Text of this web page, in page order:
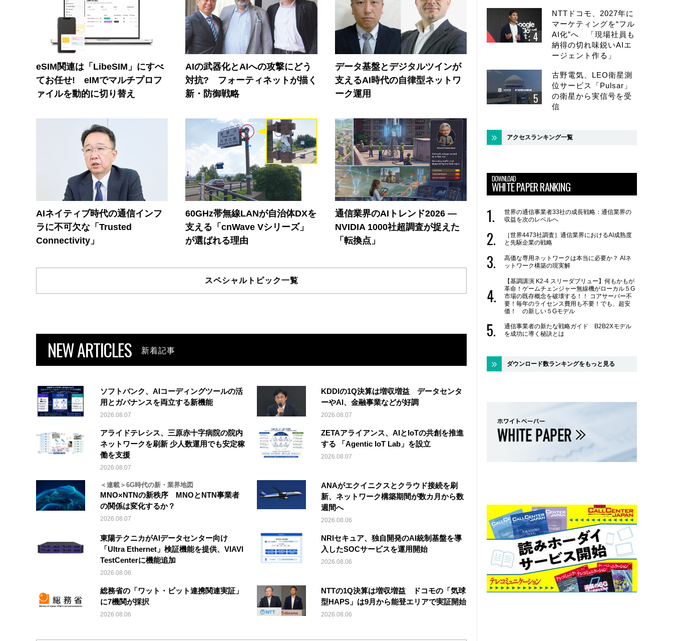
eSIM関連は「LibeSIM」にすべ
てお任せ! eIMでマルチプロフ
ァイルを動的に切り替え
AIの武器化とAIへの攻撃にどう
対抗? フォーティネットが描く
新・防御戦略
データ基盤とデジタルツインが
支えるAI時代の自律型ネットワ
ーク運用
AIネイティブ時代の通信インフ
ラに不可欠な「Trusted
Connectivity」
60GHz帯無線LANが自治体DXを
支える「cnWave Vシリーズ」
が選ばれる理由
通信業界のAIトレンド2026 ―
NVIDIA 1000社超調査が捉えた
「転換点」
スペシャルトピック一覧
NEW ARTICLES 新着記事
ソフトバンク、AIコーディングツールの活
用とガバナンスを両立する新機能
2026.08.07
KDDIの1Q決算は増収増益 データセンタ
ーやAI、金融事業などが好調
2026.08.07
アライドテレシス、三原赤十字病院の院内
ネットワークを刷新 少人数運用でも安定稼
働を支援
2026.08.07
ZETAアライアンス、AIとIoTの共創を推進
する 「Agentic IoT Lab」を設立
2026.08.07
＜連載＞6G時代の新・業界地図
MNO×NTNの新秩序 MNOとNTN事業者
の関係は変化するか？
2026.08.07
ANAがエクイニクスとクラウド接続を刷
新、ネットワーク構築期間が数カ月から数
週間へ
2026.08.06
東陽テクニカがAIデータセンター向け
「Ultra Ethernet」検証機能を提供、VIAVI
TestCenterに機能追加
2026.08.06
NRIセキュア、独自開発のAI統制基盤を導
入したSOCサービスを運用開始
2026.08.06
総務省の「ワット・ビット連携関連実証」
に7機関が採択
2026.08.06
NTTの1Q決算は増収増益 ドコモの「気球
型HAPS」は9月から能登エリアで実証開始
2026.08.06
NTTドコモ、2027年に
マーケティングを“フル
AI化”へ 「現場社員も
納得の切れ味鋭いAIエ
ージェント作る」
古野電気、LEO衛星測
位サービス「Pulsar」
の衛星から実信号を受
信
アクセスランキング一覧
DOWNLOAD
WHITE PAPER RANKING
世界の通信事業者33社の成長戦略：通信業界の
収益を次のレベルへ
［世界4473社調査］通信業界におけるAI成熟度
と先駆企業の戦略
高価な専用ネットワークは本当に必要か？ AIネ
ットワーク構築の現実解
【基調講演 K2-4 スリーダブリュー】何もかもが
革命！ゲームチェンジャー無線機がローカル５G
市場の既存概念を破壊する！！ コアサーバー不
要！毎年のライセンス費用も不要！でも、超安
価！ の新しい５Gモデル
通信事業者の新たな戦略ガイド B2B2Xモデル
を成功に導く秘訣とは
ダウンロード数ランキングをもっと見る